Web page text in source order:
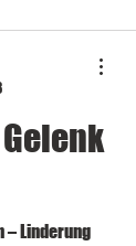
– Linderung